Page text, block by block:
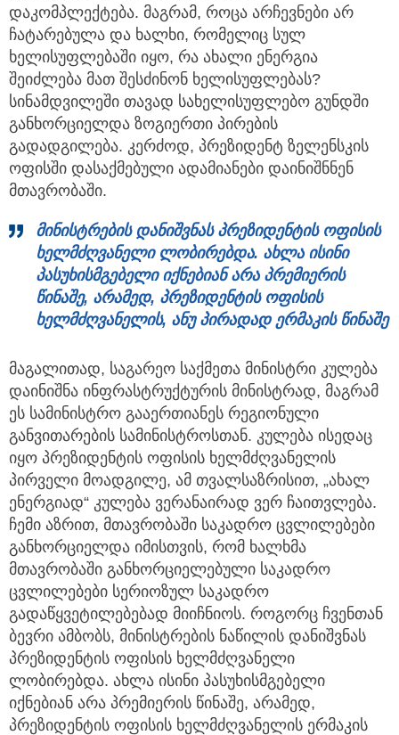
დაკომპლექტება. მაგრამ, როცა არჩევნები არ
ჩატარებულა და ხალხი, რომელიც სულ
ხელისუფლებაში იყო, რა ახალი ენერგია
შეიძლება მათ შესძინონ ხელისუფლებას?
სინამდვილეში თავად სახელისუფლებო გუნდში
განხორციელდა ზოგიერთი პირების
გადადგილება. კერძოდ, პრეზიდენტ ზელენსკის
ოფისში დასაქმებული ადამიანები დაინიშნნენ
მთავრობაში.
მინისტრების დანიშვნას პრეზიდენტის ოფისის
ხელმძღვანელი ლობირებდა. ახლა ისინი
პასუხისმგებელი იქნებიანარა პრემიერის
წინაშე, არამედ, პრეზიდენტის ოფისის
ხელმძღვანელის, ანუ პირადად ერმაკის წინაშე
მაგალითად, საგარეო საქმეთა მინისტრი კულება
დაინიშნა ინფრასტრუქტურის მინისტრად, მაგრამ
ეს სამინისტრო გააერთიანეს რეგიონული
განვითარების სამინისტროსთან. კულება ისედაც
იყო პრეზიდენტის ოფისის ხელმძღვანელის
პირველი მოადგილე, ამ თვალსაზრისით, „ახალ
ენერგიად“ კულება ვერანაირად ვერ ჩაითვლება.
ჩემი აზრით, მთავრობაში საკადრო ცვლილებები
განხორციელდა იმისთვის, რომ ხალხმა
მთავრობაში განხორციელებული საკადრო
ცვლილებები სერიოზულ საკადრო
გადაწყვეტილებებად მიიჩნიოს. როგორც ჩვენთან
ბევრი ამბობს, მინისტრების ნაწილის დანიშვნას
პრეზიდენტის ოფისის ხელმძღვანელი
ლობირებდა. ახლა ისინი პასუხისმგებელი
იქნებიან არა პრემიერის წინაშე, არამედ,
პრეზიდენტის ოფისის ხელმძღვანელის ერმაკის